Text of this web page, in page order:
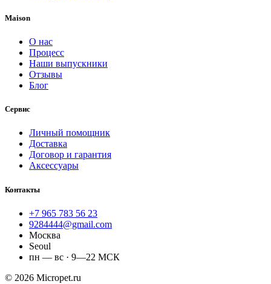
Maison
О нас
Процесс
Наши выпускники
Отзывы
Блог
Сервис
Личный помощник
Доставка
Договор и гарантия
Аксессуары
Контакты
+7 965 783 56 23
9284444@gmail.com
Москва
Seoul
пн — вс · 9—22 МСК
© 2026 Micropet.ru